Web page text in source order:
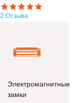
2 Отзыва
Электромагнитные
замки